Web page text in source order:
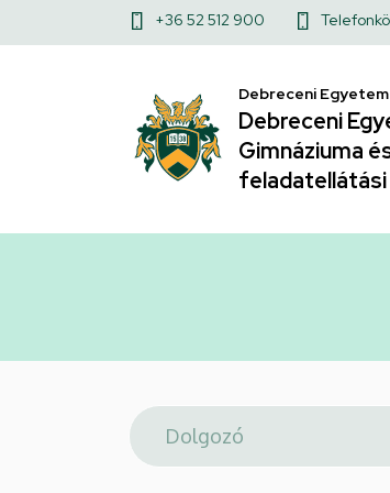
Telefonkönyv
Debreceni
Egyetem
Kossuth
Gimnáziuma
Általános
a
Felső
menü
+36 52 512 900
Debreceni Egyetem
Debreceni
Gimnáziuma
feladatellátási